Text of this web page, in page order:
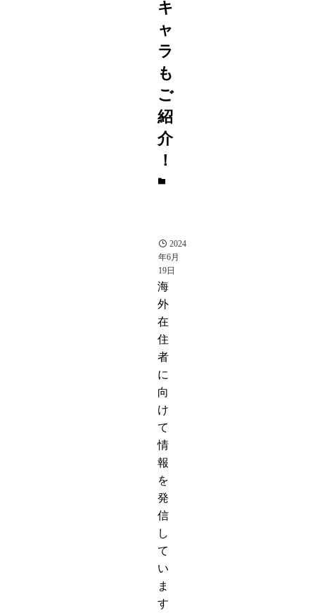
キ
ャ
ラ
も
ご
紹
介
！
2024
年6月
19日
海
外
在
住
者
に
向
け
て
情
報
を
発
信
し
て
い
ま
す